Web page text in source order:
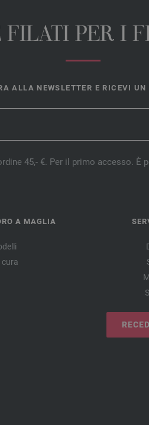
PER I
ALLA NEWSLETTER E RICEVI
45,- €. Per il primo accesso.
A MAGLIA
cura